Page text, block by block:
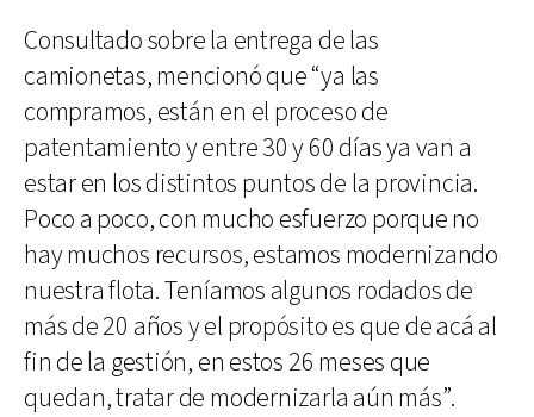
Consultado sobre la entrega de las
camionetas, mencionó que “ya las
compramos, están en el proceso de
patentamiento y entre 30 y 60 días ya van a
estar en los distintos puntos de la provincia.
Poco a poco, con mucho esfuerzo porque no
hay muchos recursos, estamos modernizando
nuestra flota. Teníamos algunos rodados de
más de 20 años y el propósito es que de acá al
fin de la gestión, en estos 26 meses que
quedan, tratar de modernizarla aún más”.